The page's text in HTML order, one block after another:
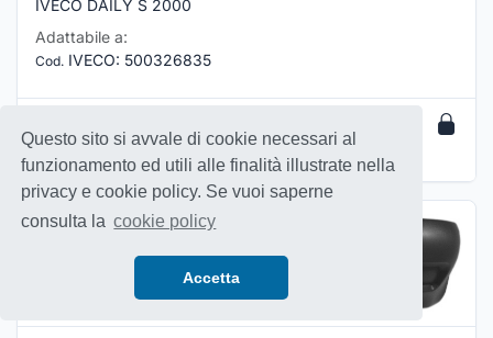
Questo sito si avvale di cookie necessari al
funzionamento ed utili alle finalità illustrate nella
privacy e cookie policy. Se vuoi saperne
consulta la cookie policy
Accetta
IVECO DAILY S 2000
Adattabile a:
Cod. IVECO: 500326835
Per prezzi e disponibilità effettua illogin